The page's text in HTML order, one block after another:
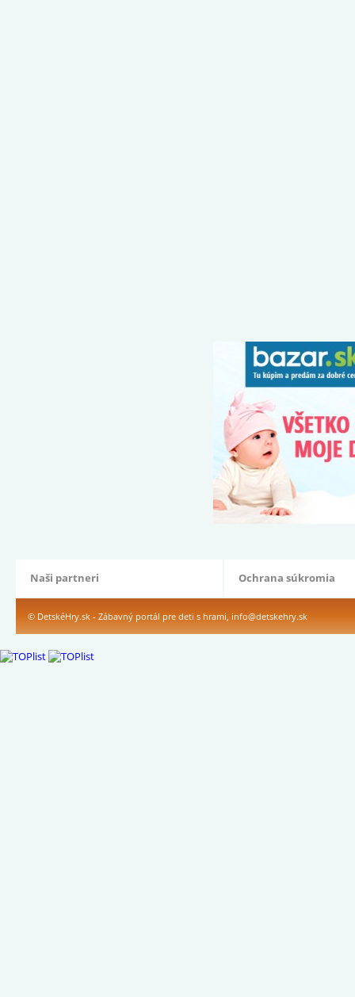
Naši partneri Ochrana súkromia
© DetskéHry.sk - Zábavný portál pre deti s hrami, info@detskehry.sk